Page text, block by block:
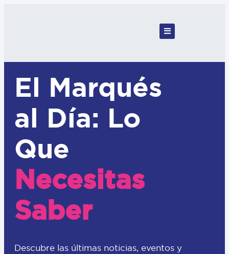
El Marqués
al Día: Lo
Que
Necesitas
Saber
Descubre las últimas noticias, eventos y